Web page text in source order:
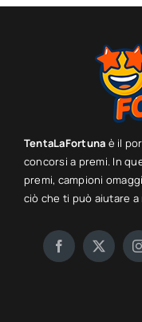
TentaLaFortuna è il
concorsi a premi. In
premi, campioni
ciò che ti può aiutare